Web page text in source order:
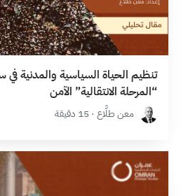
تنظيم الحياة السياسية والمدنية في
“المرحلة الانتقالية” الآمن
معن طلَّاع · 15 دقيقة